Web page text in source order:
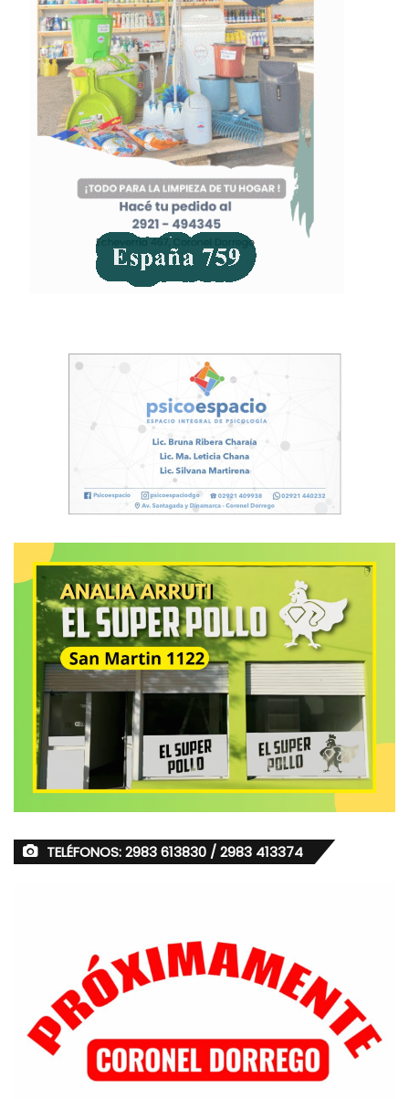
TELÉFONOS: 2983 613830 / 2983 413374